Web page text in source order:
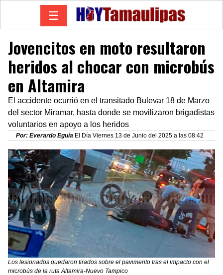
☰
Jovencitos en moto resultaron
heridos al chocar con microbús
en Altamira
El accidente ocurrió en el transitado Bulevar 18 de Marzo
del sector Miramar, hasta donde se movilizaron brigadistas
voluntarios en apoyo a los heridos
Por: Everardo Eguía El Día Viernes 13 de Junio del 2025 a las 08:42
Los lesionados quedaron tirados sobre el pavimento tras el impacto con el
microbús de la ruta Altamira-Nuevo Tampico